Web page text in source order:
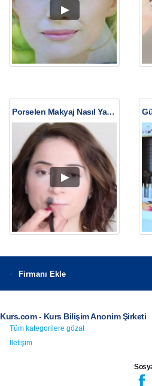
Porselen Makyaj Nasıl Yapılır?
Firmanı Ekle
Kurs.com - Kurs Bilişim Anonim Şirketi
Tüm kategorilere gözat
İletişim